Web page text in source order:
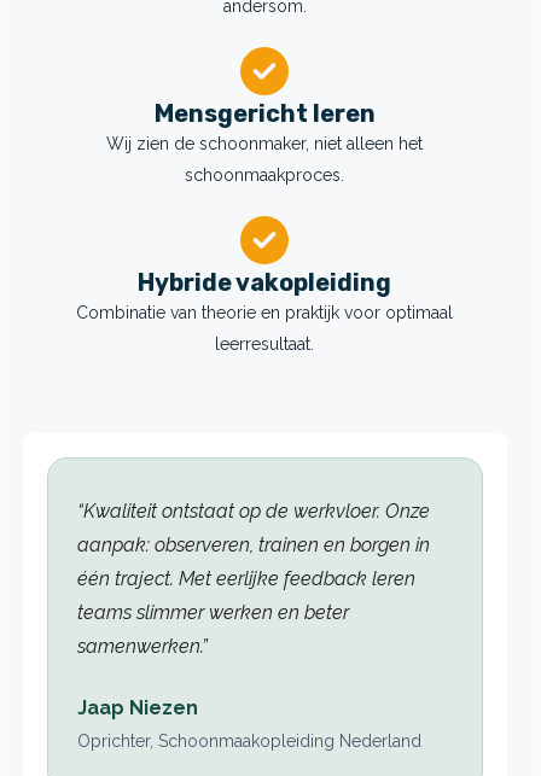
andersom.
Mensgericht leren
Wij zien de schoonmaker, niet alleen het
schoonmaakproces.
Hybride vakopleiding
Combinatie van theorie en praktijk voor optimaal
leerresultaat.
“Kwaliteit ontstaat op de werkvloer. Onze
aanpak: observeren, trainen en borgen in
één traject. Met eerlijke feedback leren
teams slimmer werken en beter
samenwerken.”
Jaap Niezen
Oprichter, Schoonmaakopleiding Nederland